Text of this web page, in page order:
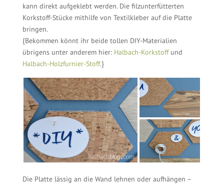
kann direkt aufgeklebt werden. Die filzunterfütterten
Korkstoff-Stücke mithilfe von Textilkleber auf die Platte
bringen.
{Bekommen könnt ihr beide tollen DIY-Materialien
übrigens unter anderem hier: Halbach-Korkstoffund
Halbach-Holzfurnier-Stoff.}
Die Platte lässig an die Wand lehnen oder aufhängen –